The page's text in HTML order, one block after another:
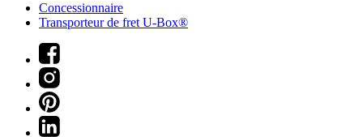
Concessionnaire
Transporteur de fret U-Box®